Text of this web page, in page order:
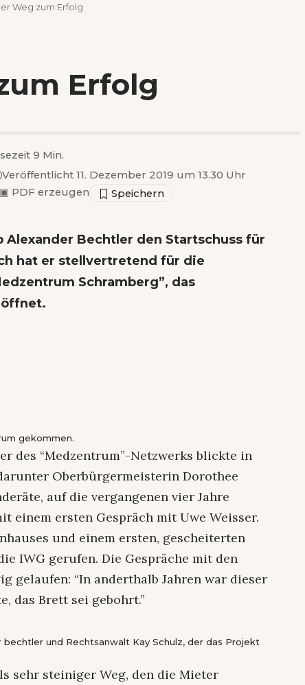
Weg zum Erfolg
Erfolg
Veröffentlicht 11. Dezember 2019 um 13.30 Uhr
▣ PDF erzeugen
9 Min.
Alexander Bechtler den Startschuss für
hat er stellvertretend für die
Schramberg”, das
gekommen.
des “Medzentrum”-Netzwerks blickte in
Oberbürgermeisterin Dorothee
auf die vergangenen vier Jahre
einem ersten Gespräch mit Uwe Weisser.
und einem ersten, gescheiterten
IWG gerufen. Die Gespräche mit den
gelaufen: “In anderthalb Jahren war dieser
das Brett sei gebohrt.”
und Rechtsanwalt Kay Schulz, der das Projekt
sehr steiniger Weg, den die Mieter